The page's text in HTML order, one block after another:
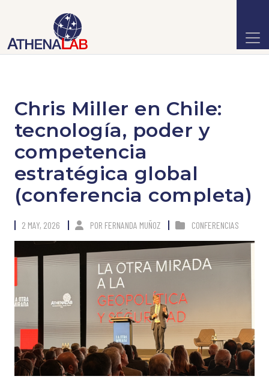
Chris Miller en Chile:
tecnología, poder y
competencia
estratégica global
(conferencia completa)
2 MAY, 2026 POR FERNANDA MUÑOZ CONFERENCIAS